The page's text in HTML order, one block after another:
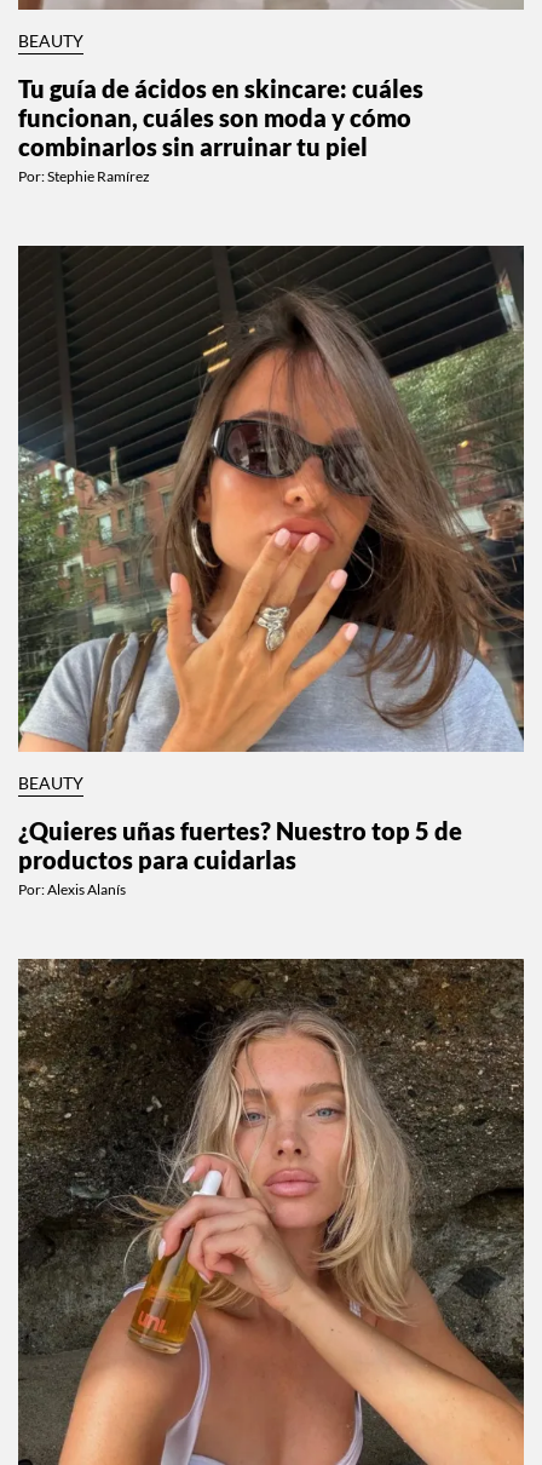
BEAUTY
Tu guía de ácidos en skincare: cuáles
funcionan, cuáles son moda y cómo
combinarlos sin arruinar tu piel
Por:Stephie Ramírez
BEAUTY
¿Quieres uñas fuertes? Nuestro top 5 de
productos para cuidarlas
Por:Alexis Alanís